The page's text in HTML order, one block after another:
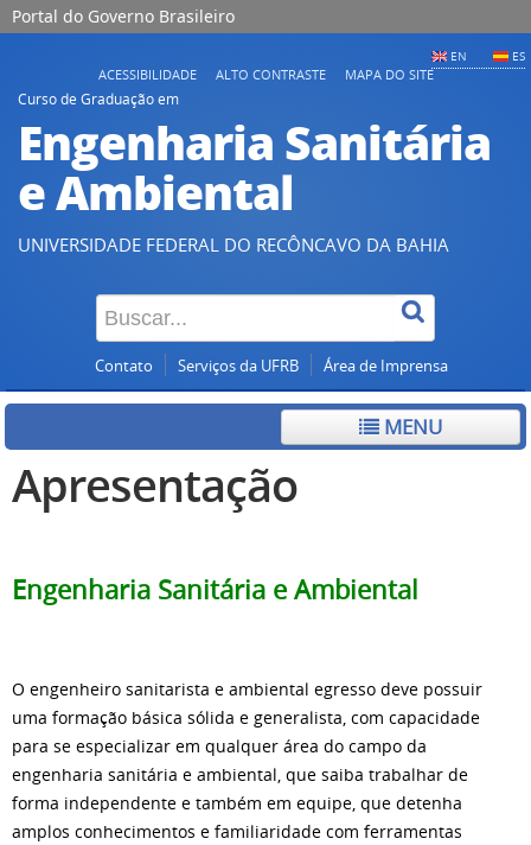
Portal do Governo Brasileiro
EN ES
ACESSIBILIDADE ALTO CONTRASTE
MAPA DO SITE
Curso de Graduação em
Engenharia Sanitária
e Ambiental
UNIVERSIDADE FEDERAL DO RECÔNCAVO DA BAHIA
Contato Serviços da UFRB Área de Imprensa
MENU
Apresentação
Engenharia Sanitária e Ambiental
O engenheiro sanitarista e ambiental egresso deve possuir
uma formação básica sólida e generalista, com capacidade
para se especializar em qualquer área do campo da
engenharia sanitária e ambiental, que saiba trabalhar de
forma independente e também em equipe, que detenha
amplos conhecimentos e familiaridade com ferramentas